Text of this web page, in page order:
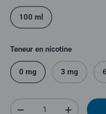
100 ml
Teneur en nicotine
0 mg 3 mg
Quantité